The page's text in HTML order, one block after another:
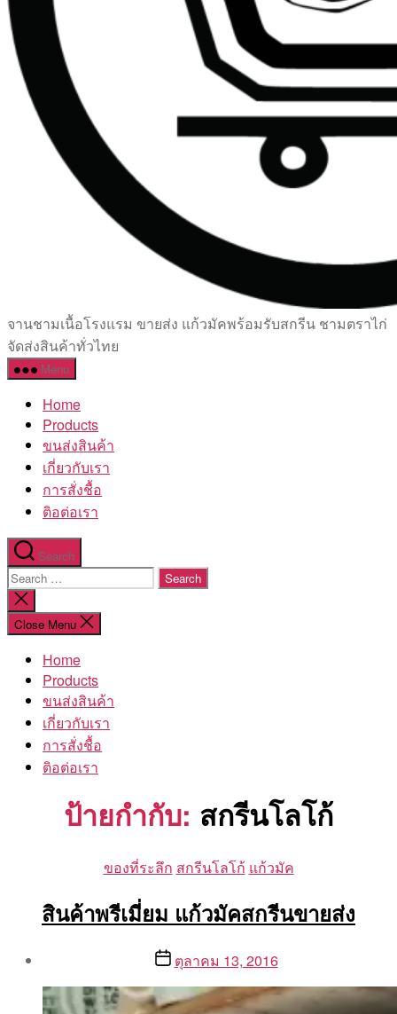
เซรามิค
ครบ
ครัน
โรงงาน
จานชามเนื้อโรงแรม ขายส่ง แก้วมัคพร้อมรับสกรีน ชามตราไก่
จัดส่งสินค้าทั่วไทย
Menu
Home
Products
ขนส่งสินค้า
เกี่ยวกับเรา
การสั่งชื้อ
ติอต่อเรา
Search
Search
for:
Close
search
Close Menu
Home
Products
ขนส่งสินค้า
เกี่ยวกับเรา
การสั่งชื้อ
ติอต่อเรา
ป้ายกำกับ: สกรีนโลโก้
Categories
ของที่ระลึก สกรีนโลโก้ แก้วมัค
สินค้าพรีเมี่ยม แก้วมัคสกรีนขายส่ง
By
Aea
Postตุลาคม 13, 2016